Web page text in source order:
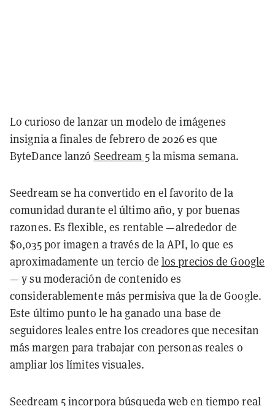
Lo curioso de lanzar un modelo de imágenes
insignia a finales de febrero de 2026 es que
ByteDance lanzó Seedream 5la misma semana.
Seedream se ha convertido en el favorito de la
comunidad durante el último año, y por buenas
razones. Es flexible, es rentable —alrededor de
$0,035 por imagen a través de la API, lo que es
aproximadamente un tercio de los precios de Google
— y su moderación de contenido es
considerablemente más permisiva que la de Google.
Este último punto le ha ganado una base de
seguidores leales entre los creadores que necesitan
más margen para trabajar con personas reales o
ampliar los límites visuales.
Seedream 5 incorpora búsqueda web en tiempo real